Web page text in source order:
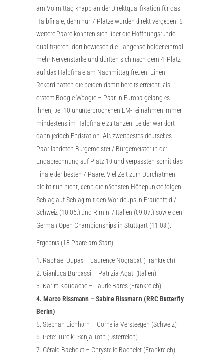
am Vormittag knapp an der Direktqualifikation für das
Halbfinale, denn nur 7 Plätze wurden direkt vergeben. 5
weitere Paare konnten sich über die Hoffnungsrunde
qualifizieren: dort bewiesen die Langenselbolder einmal
mehr Nervenstärke und durften sich nach dem 4. Platz
auf das Halbfinale am Nachmittag freuen. Einen
Rekord hatten die beiden damit bereits erreicht: als
erstem Boogie Woogie – Paar in Europa gelang es
ihnen, bei 10 ununterbrochenen EM-Teilnahmen immer
mindestens im Halbfinale zu tanzen. Leider war dort
dann jedoch Endstation: Als zweitbestes deutsches
Paar landeten Burgemeister / Burgemeister in der
Endabrechnung auf Platz 10 und verpassten somit das
Finale der besten 7 Paare. Viel Zeit zum Durchatmen
bleibt nun nicht, denn die nächsten Höhepunkte folgen
Schlag auf Schlag mit den Worldcups in Frauenfeld /
Schweiz (10.06.) und Rimini / Italien (09.07.) sowie den
German Open Championships in Stuttgart (11.08.).
Ergebnis (18 Paare am Start):
1. Raphaël Dupas – Laurence Nograbat (Frankreich)
2. Gianluca Burbassi – Patrizia Agati (Italien)
3. Karim Koudache – Laurie Bares (Frankreich)
4. Marco Rissmann – Sabine Rissmann (RRC Butterfly
Berlin)
5. Stephan Eichhorn – Cornelia Versteegen (Schweiz)
6. Peter Turcik- Sonja Toth (Österreich)
7. Gérald Bachelet – Chrystelle Bachelet (Frankreich)